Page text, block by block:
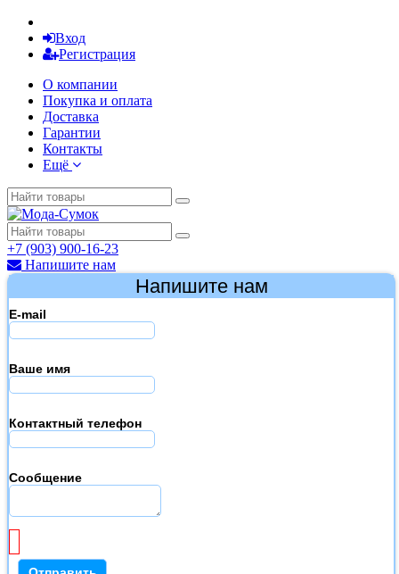
Вход
Регистрация
О компании
Покупка и оплата
Доставка
Гарантии
Контакты
Ещё
+7 (903) 900-16-23
Напишите нам
Напишите нам
E-mail
Ваше имя
Контактный телефон
Сообщение